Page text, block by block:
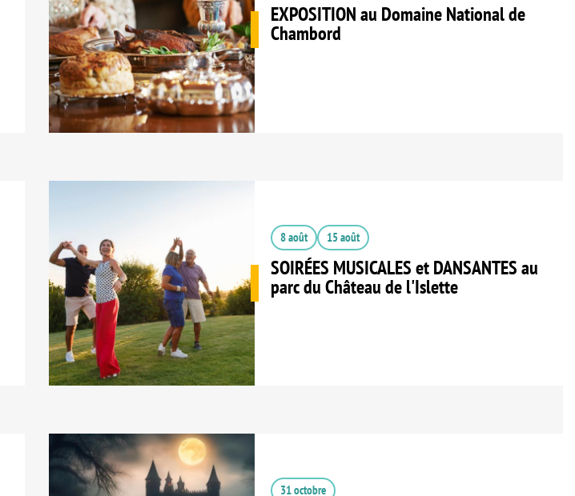
EXPOSITION au Domaine National de
Chambord
8 août 15 août
SOIRÉES MUSICALES et DANSANTES au
parc du Château de l'Islette
31 octobre